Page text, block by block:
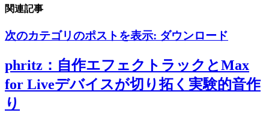
関連記事
次のカテゴリのポストを表示: ダウンロード
phritz：自作エフェクトラックとMax
for Liveデバイスが切り拓く実験的音作
り